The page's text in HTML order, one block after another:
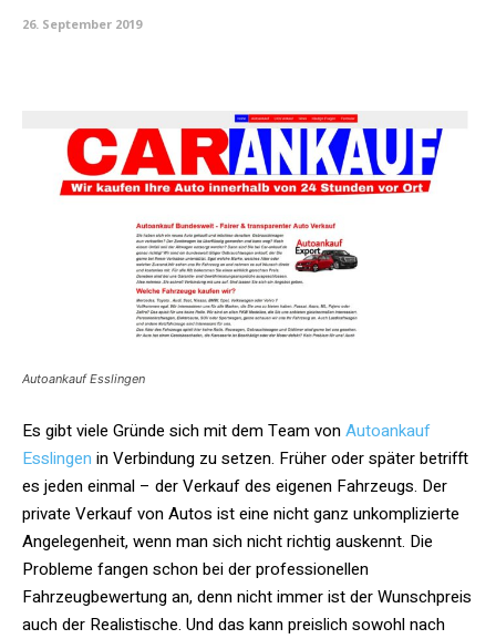
26. September 2019
Autoankauf Esslingen
Es gibt viele Gründe sich mit dem Team vonAutoankauf
Esslingen in Verbindung zu setzen. Früher oder später betrifft
es jeden einmal – der Verkauf des eigenen Fahrzeugs. Der
private Verkauf von Autos ist eine nicht ganz unkomplizierte
Angelegenheit, wenn man sich nicht richtig auskennt. Die
Probleme fangen schon bei der professionellen
Fahrzeugbewertung an, denn nicht immer ist der Wunschpreis
auch der Realistische. Und das kann preislich sowohl nach